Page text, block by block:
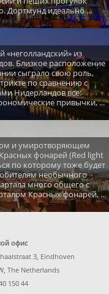
Дортмунд идеально ...
«неголландский» из
Близкое расположение
сыграло свою роль,
по сравнению с
Нидерландов все:
привычки, ...
и умиротворяющем
фонарей (Red light
по которому тоже будет
необычного
много общего с
Красных фонарей, ...
офис
3, Eindhoven
The Netherlands
150 44